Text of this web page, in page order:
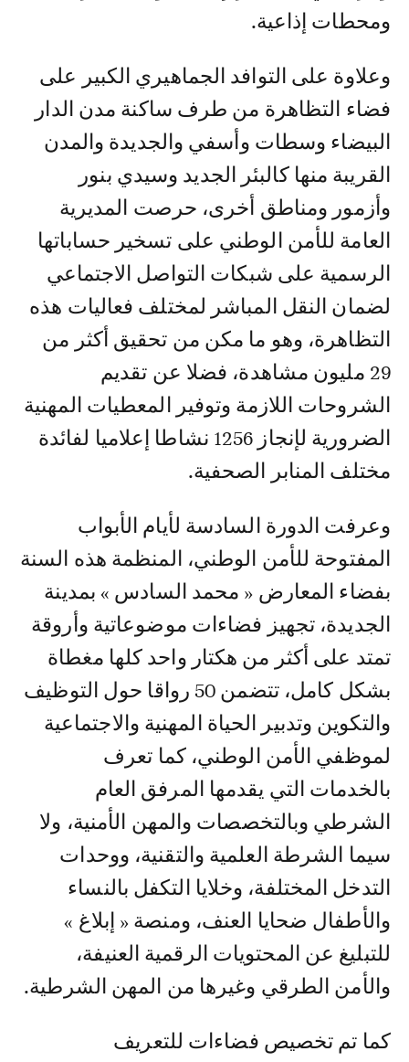
ومحطات إذاعية.
وعلاوة على التوافد الجماهيري الكبير على
فضاء التظاهرة من طرف ساكنة مدن الدار
البيضاء وسطات وأسفي والجديدة والمدن
القريبة منها كالبئر الجديد وسيدي بنور
وأزمور ومناطق أخرى، حرصت المديرية
العامة للأمن الوطني على تسخير حساباتها
الرسمية على شبكات التواصل الاجتماعي
لضمان النقل المباشر لمختلف فعاليات هذه
التظاهرة، وهو ما مكن من تحقيق أكثر من
29 مليون مشاهدة، فضلا عن تقديم
الشروحات اللازمة وتوفير المعطيات المهنية
الضرورية لإنجاز 1256 نشاطا إعلاميا لفائدة
مختلف المنابر الصحفية.
وعرفت الدورة السادسة لأيام الأبواب
المفتوحة للأمن الوطني، المنظمة هذه السنة
بفضاء المعارض « محمد السادس » بمدينة
الجديدة، تجهيز فضاءات موضوعاتية وأروقة
تمتد على أكثر من هكتار واحد كلها مغطاة
بشكل كامل، تتضمن 50 رواقا حول التوظيف
والتكوين وتدبير الحياة المهنية والاجتماعية
لموظفي الأمن الوطني، كما تعرف
بالخدمات التي يقدمها المرفق العام
الشرطي وبالتخصصات والمهن الأمنية، ولا
سيما الشرطة العلمية والتقنية، ووحدات
التدخل المختلفة، وخلايا التكفل بالنساء
والأطفال ضحايا العنف، ومنصة « إبلاغ »
للتبليغ عن المحتويات الرقمية العنيفة،
والأمن الطرقي وغيرها من المهن الشرطية.
كما تم تخصيص فضاءات للتعريف